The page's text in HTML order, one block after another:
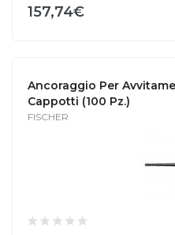
157,74€
Ancoraggio Per
Cappotti (100 Pz.)
FISCHER